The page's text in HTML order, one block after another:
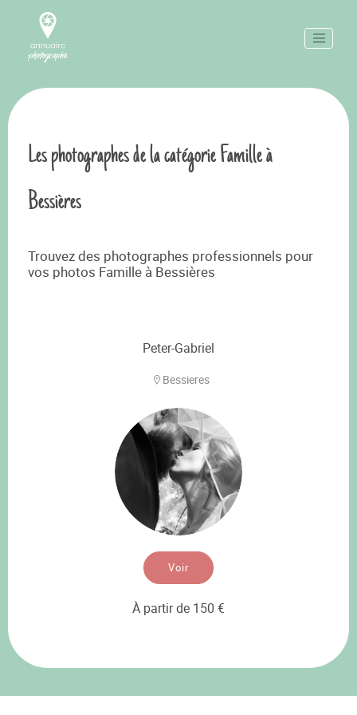
Les photographes de la catégorie Famille à
Bessières
Trouvez des photographes professionnels pour
vos photos Famille à Bessières
Peter-Gabriel
Bessieres
Voir
À partir de 150 €